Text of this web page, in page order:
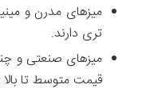
میزهای مدرن و
تری دارند.
میزهای صنعتی و
قیمت متوسط تا بالا